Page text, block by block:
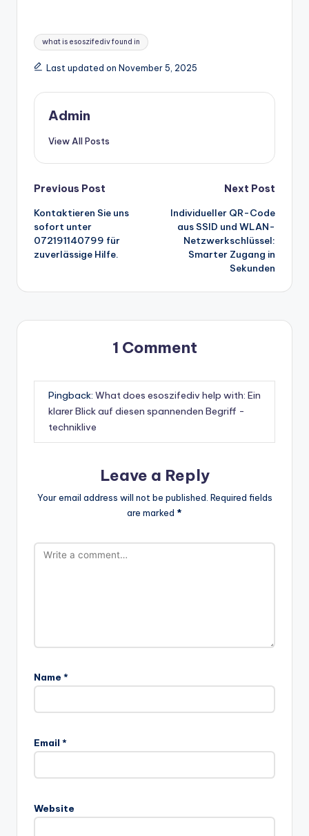
Tags:
what is esoszifediv found in
Last updated on November 5, 2025
Admin
View All Posts
Post
navigation
Previous Post
Kontaktieren Sie uns
sofort unter
072191140799 für
zuverlässige Hilfe.
Next Post
Individueller QR-Code
aus SSID und WLAN-
Netzwerkschlüssel:
Smarter Zugang in
Sekunden
1 Comment
Pingback: What does esoszifediv help with: Ein
klarer Blick auf diesen spannenden Begriff -
techniklive
Leave a Reply
Your email address will not be published. Required fields
are marked *
Name *
Email *
Website